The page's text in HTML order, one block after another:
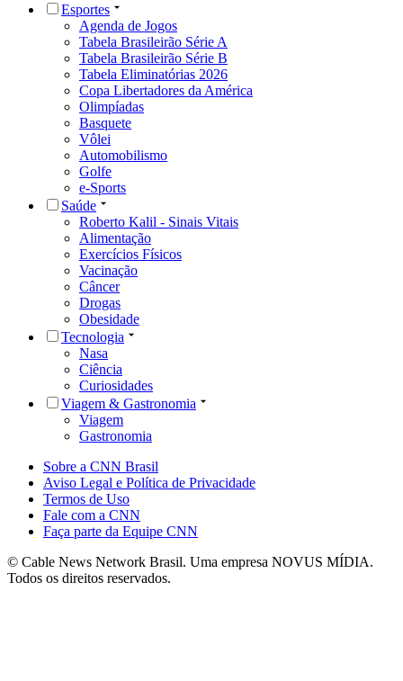
Esportes
Agenda de Jogos
Tabela Brasileirão Série A
Tabela Brasileirão Série B
Tabela Eliminatórias 2026
Copa Libertadores da América
Olimpíadas
Basquete
Vôlei
Automobilismo
Golfe
e-Sports
Saúde
Roberto Kalil - Sinais Vitais
Alimentação
Exercícios Físicos
Vacinação
Câncer
Drogas
Obesidade
Tecnologia
Nasa
Ciência
Curiosidades
Viagem & Gastronomia
Viagem
Gastronomia
Sobre a CNN Brasil
Aviso Legal e Política de Privacidade
Termos de Uso
Fale com a CNN
Faça parte da Equipe CNN
© Cable News Network Brasil. Uma empresa NOVUS MÍDIA.
Todos os direitos reservados.